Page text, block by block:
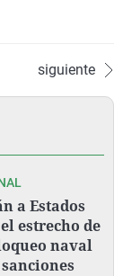
siguiente
a Estados
estrecho de
naval